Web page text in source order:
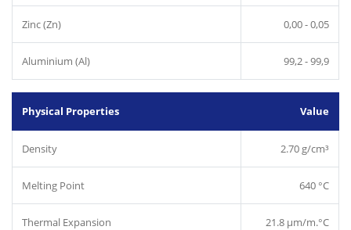
Zinc (Zn) 0,00 - 0,05
Aluminium (Al) 99,2 - 99,9
Physical Properties Value
Density 2.70 g/cm³
Melting Point 640 °C
Thermal Expansion 21.8 µm/m.°C